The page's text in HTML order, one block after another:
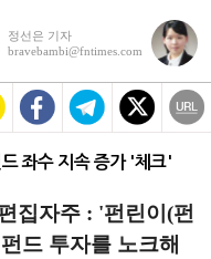
정선은 기자
bravebambi@fntimes.com
좌수 지속 증가 '체크'
집자주 : '펀린이(펀
드 투자를 노크해